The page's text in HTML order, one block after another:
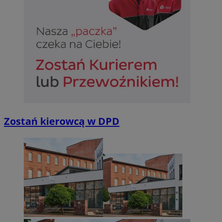
Zostań kierowcą w DPD
NGINX Inc.
bh.contextweb.com